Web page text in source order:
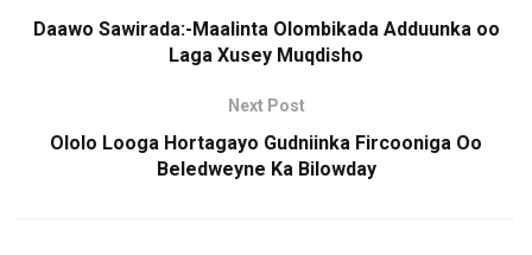
Daawo Sawirada:-Maalinta Olombikada Adduunka oo
Laga Xusey Muqdisho
Next Post
Ololo Looga Hortagayo Gudniinka Fircooniga Oo
Beledweyne Ka Bilowday